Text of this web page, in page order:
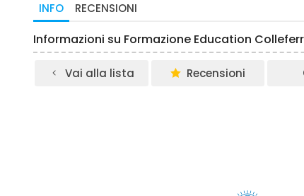
INFO RECENSIONI
Informazioni su Formazione Education
Vai alla lista Recensioni